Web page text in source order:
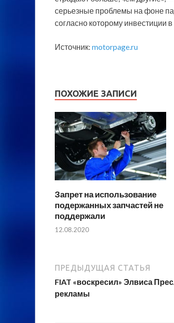
серьезные проблемы на фоне
согласно которому инвестиции
Источник: motorpage.ru
ПОХОЖИЕ ЗАПИСИ
Запрет на использование
подержанных запчастей не
поддержали
12.08.2020
ПРЕДЫДУЩАЯ СТАТЬЯ
FIAT «воскресил» Элвиса
рекламы